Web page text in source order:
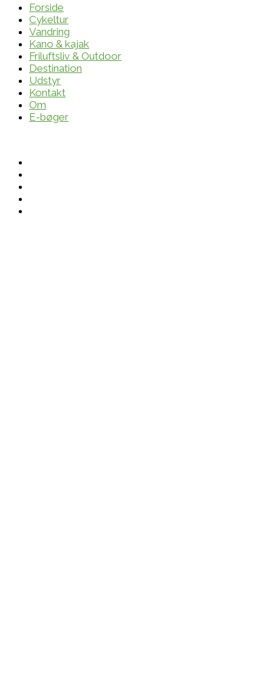
Forside
Cykeltur
Vandring
Kano & kajak
Friluftsliv & Outdoor
Destination
Udstyr
Kontakt
Om
E-bøger